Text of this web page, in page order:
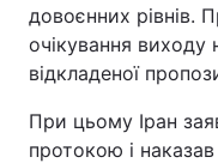
довоєнних рівнів.
очікування виходу
відкладеної
При цьому Іран
протокою і